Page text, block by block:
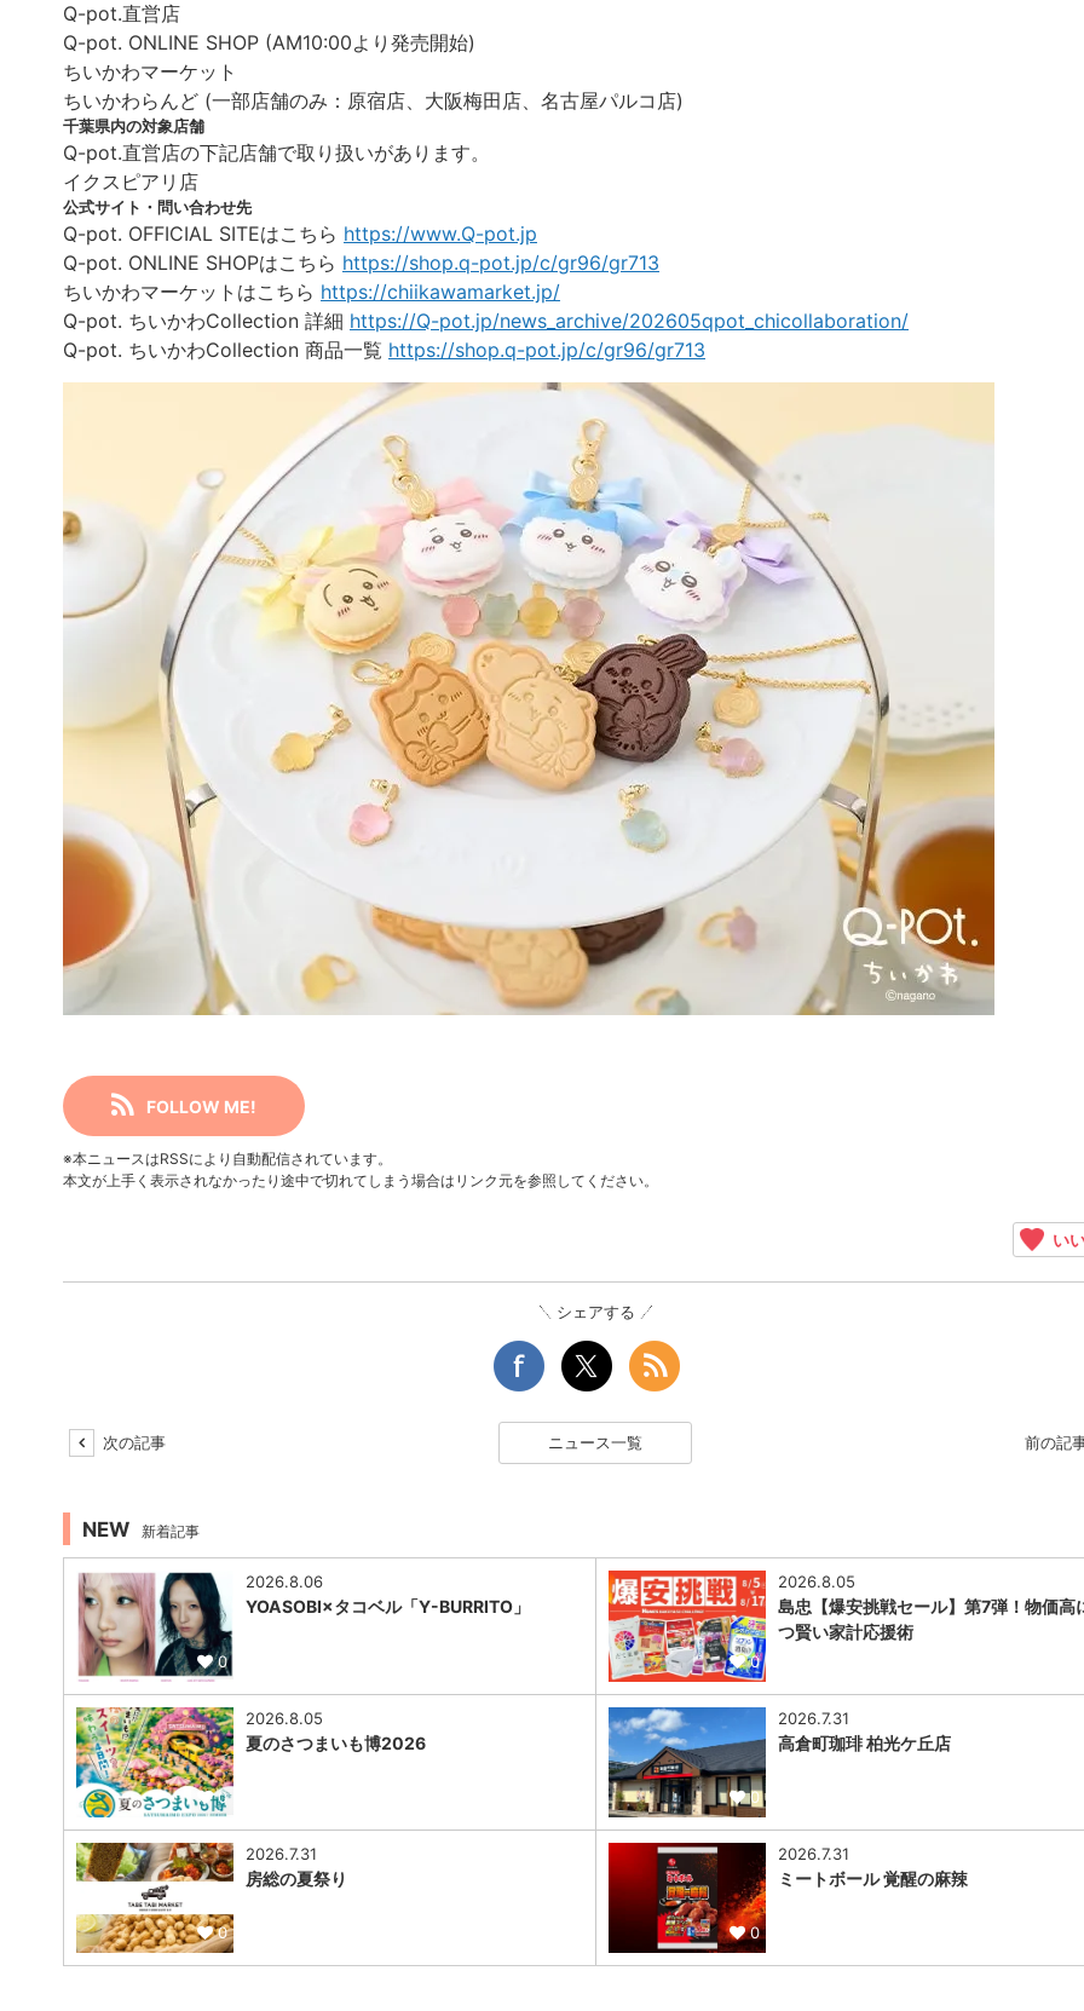
Q-pot.直営店
Q-pot. ONLINE SHOP (AM10:00より発売開始)
ちいかわマーケット
ちいかわらんど (一部店舗のみ：原宿店、大阪梅田店、名古屋パルコ店)
千葉県内の対象店舗
Q-pot.直営店の下記店舗で取り扱いがあります。
イクスピアリ店
公式サイト・問い合わせ先
Q-pot. OFFICIAL SITEはこちら https://www.Q-pot.jp
Q-pot. ONLINE SHOPはこちら https://shop.q-pot.jp/c/gr96/gr713
ちいかわマーケットはこちら https://chiikawamarket.jp/
Q-pot. ちいかわCollection 詳細 https://Q-pot.jp/news_archive/202605qpot_chicollaboration/
Q-pot. ちいかわCollection 商品一覧 https://shop.q-pot.jp/c/gr96/gr713
FOLLOW ME!
※本ニュースはRSSにより自動配信されています。
本文が上手く表示されなかったり途中で切れてしまう場合はリンク元を参照してください。
い
シェアする
次の記事 ニュース一覧 前の記
NEW 新着記事
0
2026.8.06
YOASOBI×タコベル「Y-BURRITO」
0
2026.8.05
島忠【爆安挑戦セール】第7弾！物価高
つ賢い家計応援術
0
2026.8.05
夏のさつまいも博2026
0
2026.7.31
高倉町珈琲 柏光ケ丘店
0
2026.7.31
房総の夏祭り
0
2026.7.31
ミートボール 覚醒の麻辣